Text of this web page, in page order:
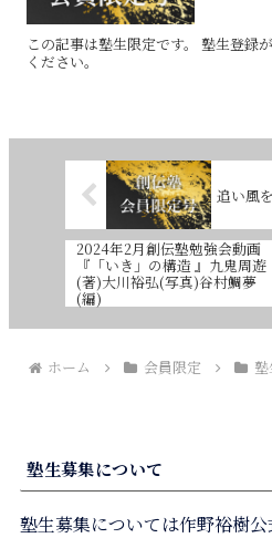
この記事は塾生限定です。 塾生登録
ください。
追い風
2024年2月創伝塾勉強会動画
『「いき」の構造 』九鬼周遊
(著)大川裕弘(写真)谷村鯛夢
(編)
ホーム 会員限定
塾生募集について
塾生募集については作野裕樹